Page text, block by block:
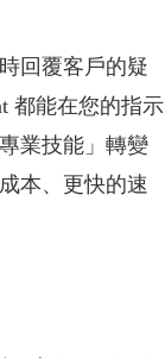
回覆客戶的疑
都能在您的指示
業技能」轉變
本、更快的速